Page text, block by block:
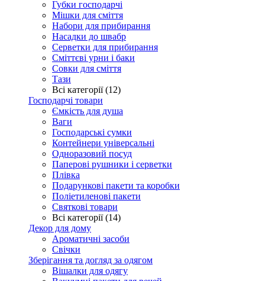
Губки господарчі
Мішки для сміття
Набори для прибирання
Насадки до швабр
Серветки для прибирання
Сміттєві урни і баки
Совки для сміття
Тази
Всі категорії (12)
Господарчі товари
Ємкість для душа
Ваги
Господарські сумки
Контейнери універсальні
Одноразовий посуд
Паперові рушники і серветки
Плівка
Подарункові пакети та коробки
Поліетиленові пакети
Святкові товари
Всі категорії (14)
Декор для дому
Ароматичні засоби
Свічки
Зберігання та догляд за одягом
Вішалки для одягу